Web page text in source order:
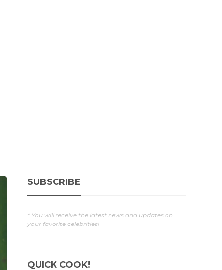
SUBSCRIBE
* You will receive the latest news and updates on
your favorite celebrities!
QUICK COOK!